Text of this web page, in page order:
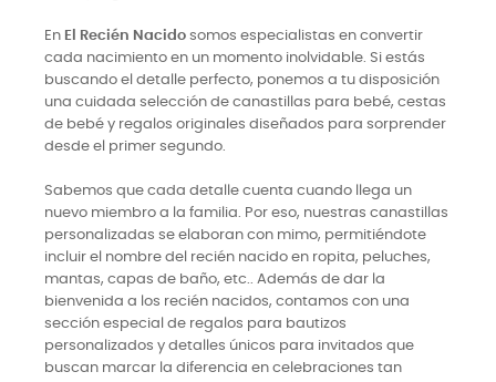
En El Recién Nacido somos especialistas en convertir
cada nacimiento en un momento inolvidable. Si estás
buscando el detalle perfecto, ponemos a tu disposición
una cuidada selección de canastillas para bebé, cestas
de bebé y regalos originales diseñados para sorprender
desde el primer segundo.
Sabemos que cada detalle cuenta cuando llega un
nuevo miembro a la familia. Por eso, nuestras canastillas
personalizadas se elaboran con mimo, permitiéndote
incluir el nombre del recién nacido en ropita, peluches,
mantas, capas de baño, etc.. Además de dar la
bienvenida a los recién nacidos, contamos con una
sección especial de regalos para bautizos
personalizados y detalles únicos para invitados que
buscan marcar la diferencia en celebraciones tan